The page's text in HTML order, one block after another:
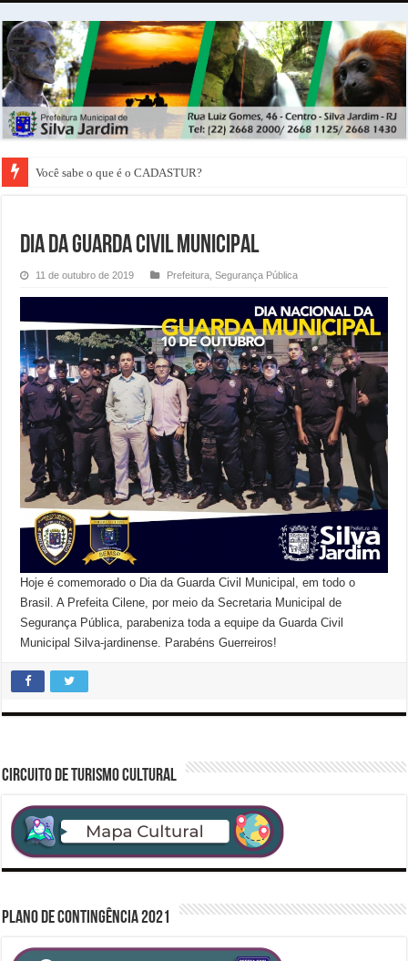
Você sabe o que é o CADASTUR?
Dia da Guarda Civil Municipal
11 de outubro de 2019 Prefeitura ,Segurança Pública
Hoje é comemorado o Dia da Guarda Civil Municipal, em todo o
Brasil. A Prefeita Cilene, por meio da Secretaria Municipal de
Segurança Pública, parabeniza toda a equipe da Guarda Civil
Municipal Silva-jardinense. Parabéns Guerreiros!
CIRCUITO DE TURISMO CULTURAL
PLANO DE CONTINGÊNCIA 2021